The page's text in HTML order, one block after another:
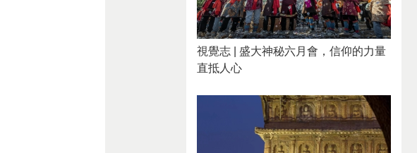
視覺志 | 盛大神秘六月會，信仰的力量
直抵人心